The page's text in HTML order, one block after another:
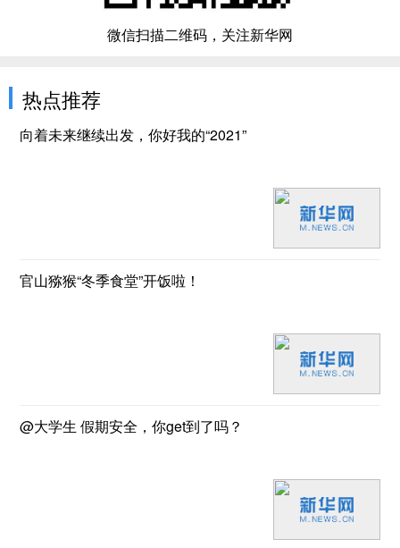
微信扫描二维码，关注新华网
热点推荐
向着未来继续出发，你好我的“2021”
官山猕猴“冬季食堂”开饭啦！
@大学生 假期安全，你get到了吗？